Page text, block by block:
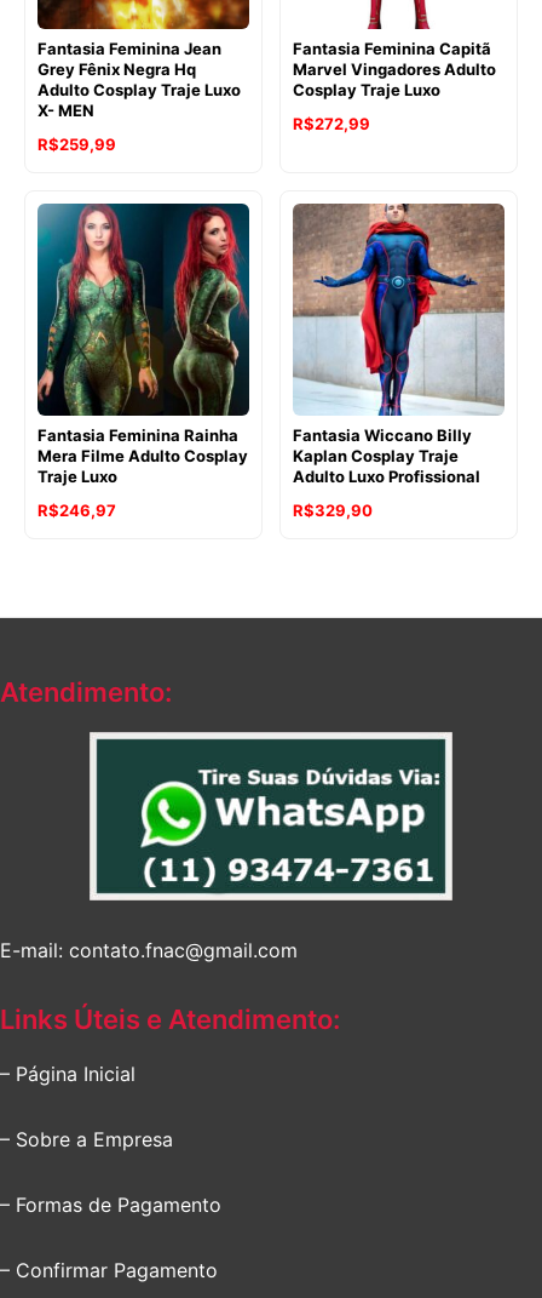
Fantasia Feminina Jean
Grey Fênix Negra Hq
Adulto Cosplay Traje Luxo
X- MEN
R$259,99
Fantasia Feminina Capitã
Marvel Vingadores Adulto
Cosplay Traje Luxo
R$272,99
Fantasia Feminina Rainha
Mera Filme Adulto Cosplay
Traje Luxo
R$246,97
Fantasia Wiccano Billy
Kaplan Cosplay Traje
Adulto Luxo Profissional
R$329,90
Atendimento:
E-mail: contato.fnac@gmail.com
Links Úteis e Atendimento:
– Página Inicial
– Sobre a Empresa
– Formas de Pagamento
– Confirmar Pagamento